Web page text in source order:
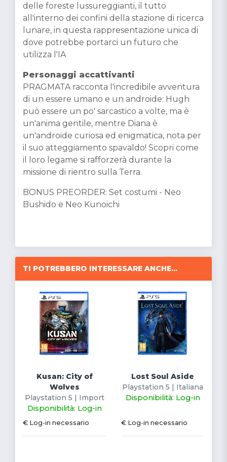
delle foreste lussureggianti, il tutto
all'interno dei confini della stazione di ricerca
lunare, in questa rappresentazione unica di
dove potrebbe portarci un futuro che
utilizza l'IA
Personaggi accattivanti
PRAGMATA racconta l'incredibile avventura
di un essere umano e un androide: Hugh
può essere un po' sarcastico a volte, ma è
un'anima gentile, mentre Diana è
un'androide curiosa ed enigmatica, nota per
il suo atteggiamento spavaldo! Scopri come
il loro legame si rafforzerà durante la
missione di rientro sulla Terra.
BONUS PREORDER: Set costumi - Neo
Bushido e Neo Kunoichi
TI POTREBBERO INTERESSARE ANCHE...
Kusan: City of
Wolves
Playstation 5 | Import
Disponibilità: Log-in
€ Log-in necessario
Lost Soul Aside
Playstation 5 | Italiana
Disponibilità: Log-in
€ Log-in necessario